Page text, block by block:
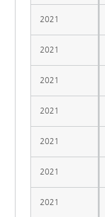
2021
2021
2021
2021
2021
2021
2021